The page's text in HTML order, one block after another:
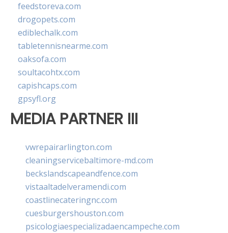
feedstoreva.com
drogopets.com
ediblechalk.com
tabletennisnearme.com
oaksofa.com
soultacohtx.com
capishcaps.com
gpsyfl.org
MEDIA PARTNER III
vwrepairarlington.com
cleaningservicebaltimore-md.com
beckslandscapeandfence.com
vistaaltadelveramendi.com
coastlinecateringnc.com
cuesburgershouston.com
psicologiaespecializadaencampeche.com